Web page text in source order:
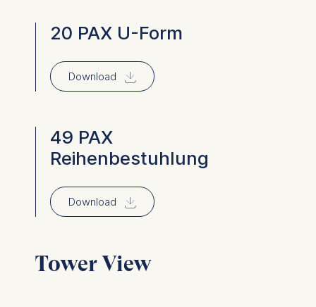
20 PAX U-Form
Download ⇓
49 PAX
Reihenbestuhlung
Download ⇓
Tower View
this category are: